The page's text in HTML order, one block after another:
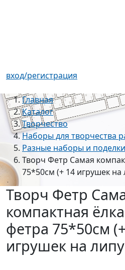
вход/регистрация
Главная
Каталог
Творчество
Наборы для творчества
Разные наборы и поделки
Творч Фетр Самая
75*50см (+ 14 игрушек на
Творч Фетр
компактная
фетра 75*50см
игрушек на